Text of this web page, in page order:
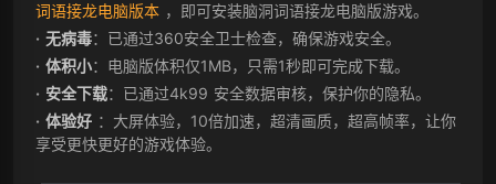
词语接龙电脑版本 ，即可安装脑洞词语接龙电脑版游戏。
无病毒：已通过360安全卫士检查，确保游戏安全。
体积小：电脑版体积仅1MB，只需1秒即可完成下载。
安全下载：已通过4k99 安全数据审核，保护你的隐私。
体验好 ：大屏体验，10倍加速，超清画质，超高帧率，让你
享受更快更好的游戏体验。